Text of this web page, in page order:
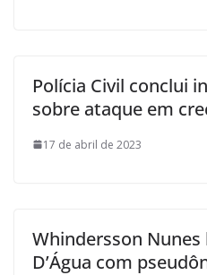
Polícia Civil conclui
sobre ataque em
17 de abril de 2023
Whindersson Nunes
D’Água com